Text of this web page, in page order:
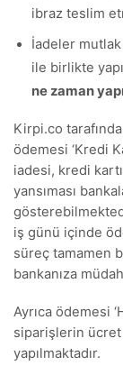
ibraz teslim
İadeler
ile birlikte
ne zaman
Kirpi.co
ödemesi ‘Kredi
iadesi, kredi
yansıması
iş günü içinde
süreç tamamen
bankanıza
Ayrıca ödemesi
siparişlerin ücret
yapılmaktadır.